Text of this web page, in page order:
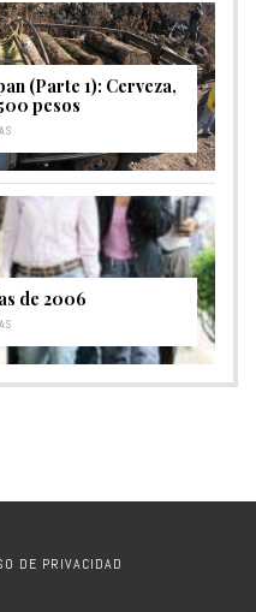
(Parte 1): Cerveza,
pesos
de 2006
DE PRIVACIDAD